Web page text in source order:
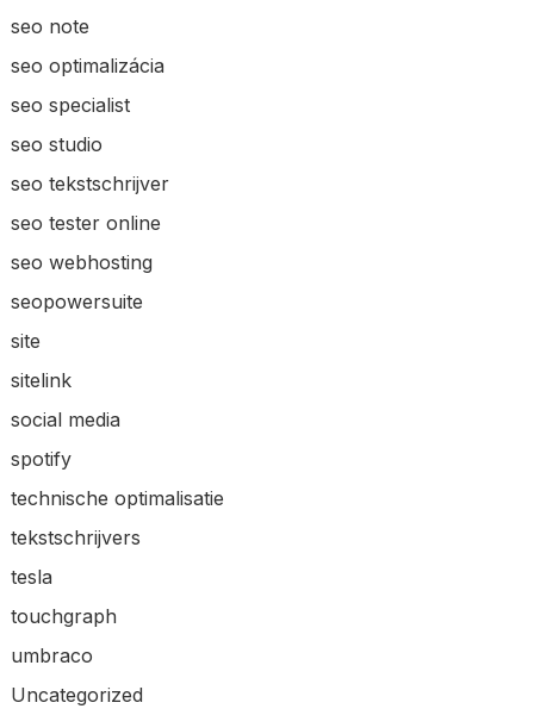
seo note
seo optimalizácia
seo specialist
seo studio
seo tekstschrijver
seo tester online
seo webhosting
seopowersuite
site
sitelink
social media
spotify
technische optimalisatie
tekstschrijvers
tesla
touchgraph
umbraco
Uncategorized